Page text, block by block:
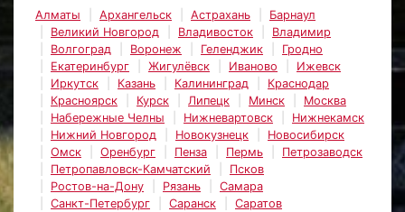
Алматы Архангельск Астрахань
Барнаул
Великий Новгород
Владивосток
Владимир
Волгоград
Воронеж Геленджик
Гродно
Екатеринбург
Жигулёвск Иваново
Ижевск
Иркутск
Казань Калининград
Краснодар
Красноярск
Курск Липецк Минск
Москва
Набережные Челны
Нижневартовск
Нижнекамск
Нижний Новгород
Новокузнецк
Новосибирск
Омск
Оренбург Пенза Пермь
Петрозаводск
Петропавловск-Камчатский
Псков
Ростов-на-Дону
Рязань
Самара
Санкт-Петербург
Саранск
Саратов